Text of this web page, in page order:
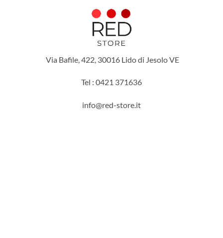
Via Bafile, 422, 30016 Lido di Jesolo VE
Tel : 0421 371636
info@red-store.it